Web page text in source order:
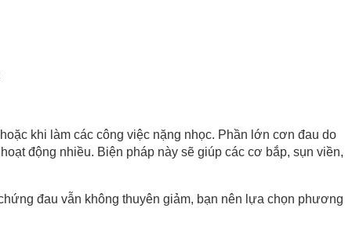
khi làm các công việc nặng nhọc. Phần lớn cơn đau do
động nhiều. Biện pháp này sẽ giúp các cơ bắp, sụn viền,
đau vẫn không thuyên giảm, bạn nên lựa chọn phương